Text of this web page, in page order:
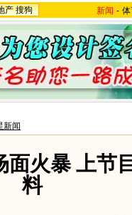
产 搜狗 新闻 -
新闻
面火暴 上节
料